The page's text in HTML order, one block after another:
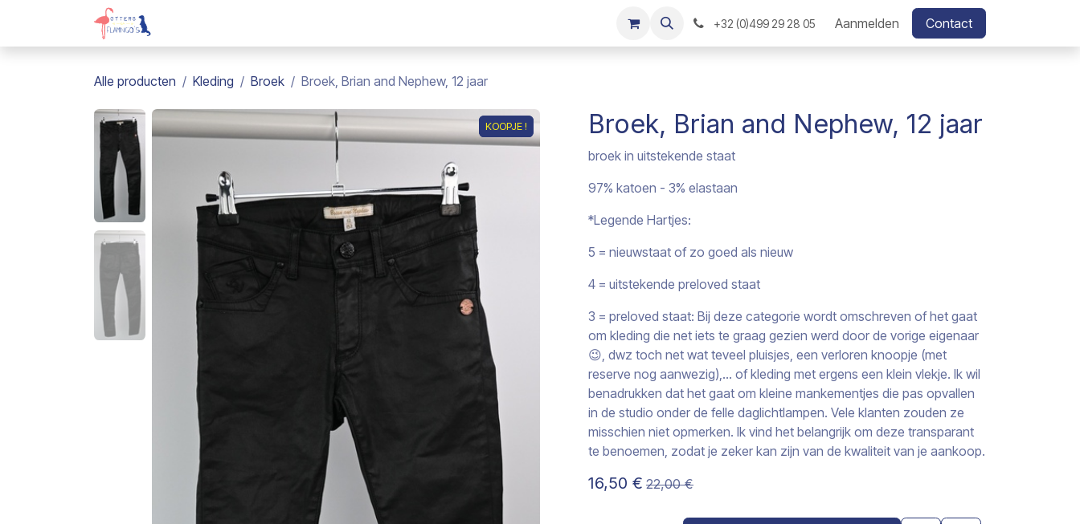
Overslaan naar inhoud
+32 (0)499 29 28 05 Aanmelden Contact
Alle producten Kleding Broek Broek, Brian and Nephew, 12 jaar
KOOPJE !
KOOPJE ! Broek, Brian and Nephew, 12 jaar
broek in uitstekende staat
97% katoen - 3% elastaan
*Legende Hartjes:
5 = nieuwstaat of zo goed als nieuw
4 = uitstekende preloved staat
3 = preloved staat: Bij deze categorie wordt omschreven of het gaat
om kleding die net iets te graag gezien werd door de vorige eigenaar
😉, dwz toch net wat teveel pluisjes, een verloren knoopje (met
reserve nog aanwezig),… of kleding met ergens een klein vlekje. Ik wil
benadrukken dat het gaat om kleine mankementjes die pas opvallen
in de studio onder de felle daglichtlampen. Vele klanten zouden ze
misschien niet opmerken. Ik vind het belangrijk om deze transparant
te benoemen, zodat je zeker kan zijn van de kwaliteit van je aankoop.
16,50 € 22,00€